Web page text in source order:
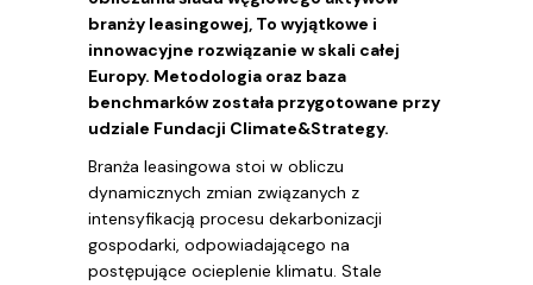
branży leasingowej, To wyjątkowe i
innowacyjne rozwiązanie w skali całej
Europy. Metodologia oraz baza
benchmarków została przygotowane przy
udziale Fundacji Climate&Strategy.
Branża leasingowa stoi w obliczu
dynamicznych zmian związanych z
intensyfikacją procesu dekarbonizacji
gospodarki, odpowiadającego na
postępujące ocieplenie klimatu. Stale